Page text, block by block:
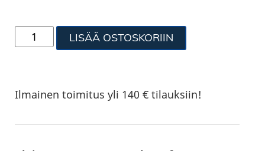
LISÄÄ OSTOSKORIIN
Ilmainen toimitus yli 140 € tilauksiin!